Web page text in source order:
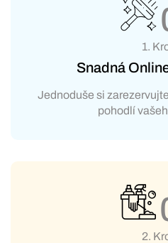
1.
Snadná
Jednoduše si
pohodlí
2.